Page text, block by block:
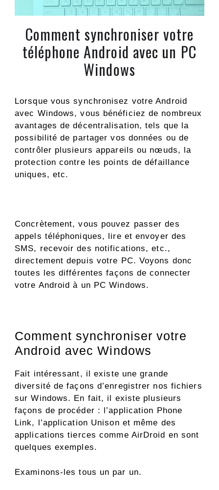
Comment synchroniser votre
téléphone Android avec un PC
Windows
Lorsque vous synchronisez votre Android
avec Windows, vous bénéficiez de nombreux
avantages de décentralisation, tels que la
possibilité de partager vos données ou de
contrôler plusieurs appareils ou nœuds, la
protection contre les points de défaillance
uniques, etc.
Concrètement, vous pouvez passer des
appels téléphoniques, lire et envoyer des
SMS, recevoir des notifications, etc.,
directement depuis votre PC. Voyons donc
toutes les différentes façons de connecter
votre Android à un PC Windows.
Comment synchroniser votre
Android avec Windows
Fait intéressant, il existe une grande
diversité de façons d’enregistrer nos fichiers
sur Windows. En fait, il existe plusieurs
façons de procéder : l’application Phone
Link, l’application Unison et même des
applications tierces comme AirDroid en sont
quelques exemples.
Examinons-les tous un par un.